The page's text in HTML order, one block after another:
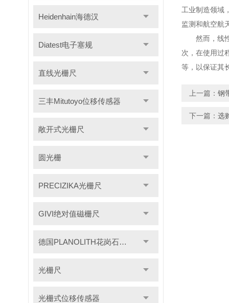
Heidenhain海德汉
Diatest电子塞规
直线光栅尺
三丰Mitutoyo位移传感器
敞开式光栅尺
圆光栅
PRECIZIKA光栅尺
GIVI绝对值磁栅尺
德国PLANOLITH花岗石检具
光栅尺
光栅式位移传感器
工业制造领域
监测和航空航
然而，线性
次，在使用过
等，以保证其
上一篇： 钢
下一篇： 选